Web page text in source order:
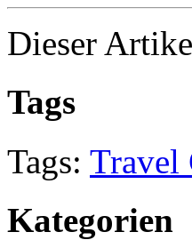
Dieser
Tags
Tags: Travel
Kategorien